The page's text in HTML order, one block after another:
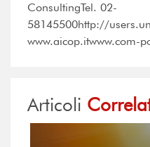
ConsultingTel. 02-
58145500http://
www.aicop.itwww.com-
Articoli